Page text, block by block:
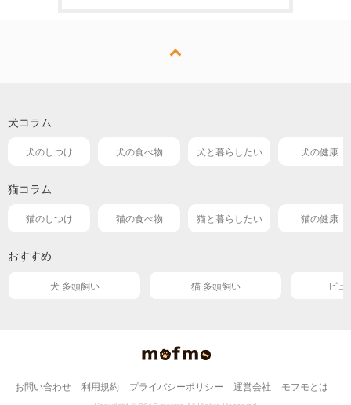
犬コラム
犬のしつけ 犬の食べ物 犬と暮らしたい 犬の健康
猫コラム
猫のしつけ 猫の食べ物 猫と暮らしたい 猫の健康
おすすめ
犬 多頭飼い 猫 多頭飼い ピュ
お問い合わせ 利用規約 プライバシーポリシー 運営会社 モフモとは